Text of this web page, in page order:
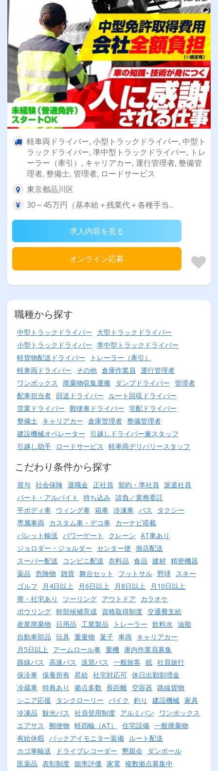
軽車両ドライバー, 小型トラックドライバー, 中型ト
ラックドライバー, 準中型トラックドライバー, トレ
ーラー（牽引）, キャリアカー, 運行管理者, 整備管
理者, 整備士, 管理者, ロードサービス
東京都品川区
30～45万円（基本給＋残業代＋各種手当...
求人内容を見る
オンライン応募
職種から探す
中型トラックドライバー
大型トラックドライバー
小型トラックドライバー 準中型トラックドライバー
軽貨物配送ドライバー
トレーラー（牽引）
軽車両ドライバー
その他 倉庫作業員
運行管理者
ワンボックス
廃棄物収集運搬 ダンプドライバー 管理者
配車担当者 回送ドライバー
ルート回収ドライバー
営業ドライバー 郵便車ドライバー 宅配ドライバー
整備士 キャリアカー 倉庫管理者 整備管理者
建設機械オペレーター
引越しドライバー兼スタッフ
引越し助手
ロードサービス 軽車両デリバリースタッフ
こだわり条件から探す
賞与 社会保険 退職金 正社員 契約・準社員
派遣社員
パート・アルバイト
持ち込み 請負／業務委託
平ボディ車 ウィング車 箱車 冷凍車 バス
タクシー
専属車両
カスタム車・デコ車 カーナビ搭載
パレット輸送 パワーゲート クレーン AT車あり
ジョロダー・ジョルダー
センター便 個店配送
スーパー配送
コンビニ配送 衣料品 食品 建材 精密機器
薬品 危険物 雑貨 舞台セット フットサル 野球 スキー
ゴルフ
月4日以上 月6日以上 月8日以上
月10日以上
寮・社宅あり
ツーリング アウトドア
カラオケ
ボウリング 幹部候補育成 資格取得制度 交通費支給
産業廃棄物
日用品 工業製品 トレーラー 飲料水 油脂
自動車部品 玩具 重量物 菓子 車両
キャリアカー
月5日以上 アームロール車 重機 庫内作業員募集
路線バス
高速バス 送迎バス 一般旅客 紙 社員旅行
保冷車 保養所有 昇給 社宅対応可 休日出勤割増金
冷蔵車 特典あり 拠点多数 長距離 空容器
路線貨物
シニア応援
タンクローリー バイク 釣り 建設機械 家具
冷凍品 観光バス 社員登用制度 アルミバン
ワンボックス
エアサス
郵便物 軽四輪（AT） 住宅設備 一般廃棄物
有給休暇 バックアイモニター装備 ルート配送
カゴ車輸送
ドライブレコーダー 懇親会
ダンボール
医薬品 表彰制度 能率評価 家電 複数拠点募集中